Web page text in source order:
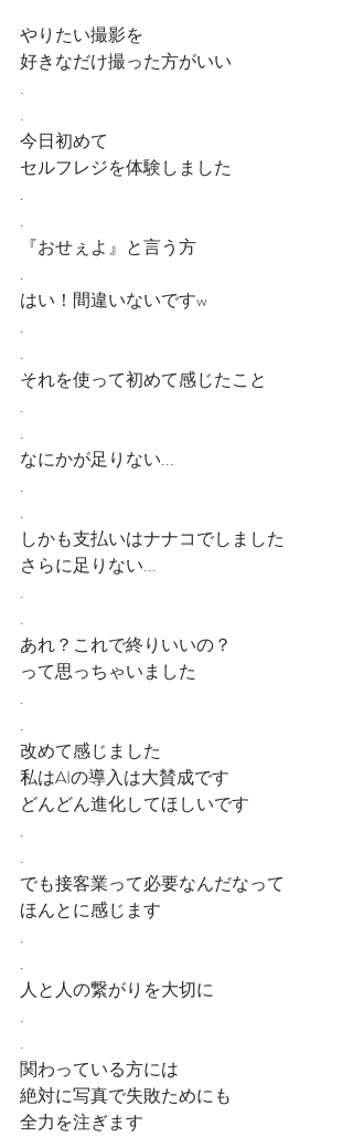
やりたい撮影を
好きなだけ撮った方がいい
.
.
今日初めて
セルフレジを体験しました
.
.
『おせぇよ』と言う方
.
はい！間違いないですw
.
.
それを使って初めて感じたこと
.
.
なにかが足りない...
.
.
しかも支払いはナナコでしました
さらに足りない...
.
.
あれ？これで終りいいの？
って思っちゃいました
.
.
改めて感じました
私はAIの導入は大賛成です
どんどん進化してほしいです
.
.
でも接客業って必要なんだなって
ほんとに感じます
.
.
人と人の繋がりを大切に
.
.
関わっている方には
絶対に写真で失敗ためにも
全力を注ぎます